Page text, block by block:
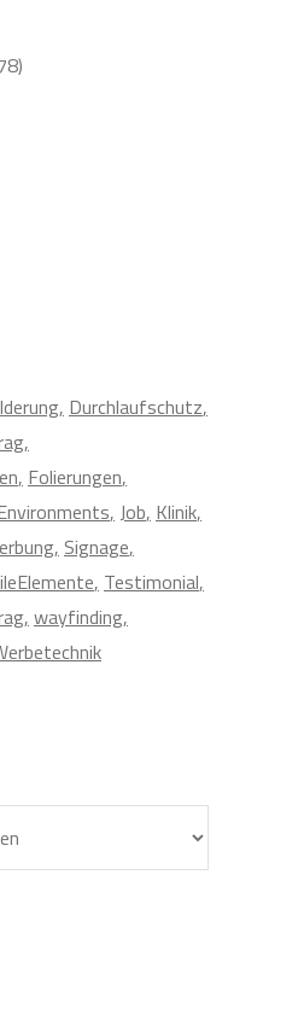
Durchlaufschutz
Folierungen
Job Klinik
Signage
Testimonial
wayfinding